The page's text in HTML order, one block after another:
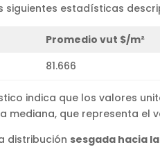
siguientes estadísticas
Promedio vut $/m²
81.666
indica que los valores
mediana, que representa
distribución sesgada hacia